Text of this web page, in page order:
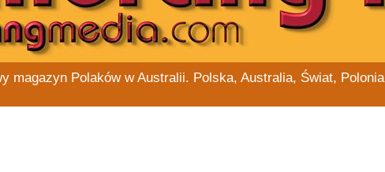
magazyn Polaków w Australii. Polska, Australia, Świat, Polonia